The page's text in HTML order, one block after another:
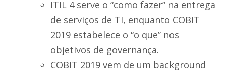
ITIL 4 serve o “como fazer” na entrega
de serviços de TI, enquanto COBIT
2019 estabelece o “o que” nos
objetivos de governança.
COBIT 2019 vem de um background